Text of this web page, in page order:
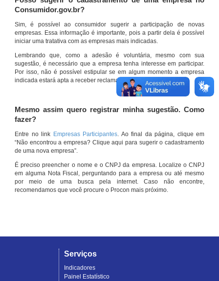
Consumidor.gov.br?
Sim, é possível ao consumidor sugerir a participação de novas
empresas. Essa informação é importante, pois a partir dela é possível
iniciar uma tratativa com as empresas mais indicadas.
Lembrando que, como a adesão é voluntária, mesmo com sua
sugestão, é necessário que a empresa tenha interesse em participar.
Por isso, não é possível estipular se em algum momento a empresa
indicada estará apta a receber reclamações por meio do site.
Mesmo assim quero registrar minha sugestão. Como
fazer?
Entre no link Empresas Participantes. Ao final da página, clique em
“Não encontrou a empresa? Clique aqui para sugerir o cadastramento
de uma nova empresa”.
É preciso preencher o nome e o CNPJ da empresa. Localize o CNPJ
em alguma Nota Fiscal, perguntando para a empresa ou até mesmo
por meio de uma busca pela internet. Caso não encontre,
recomendamos que você procure o Procon mais próximo.
Serviços
Indicadores
Painel Estatístico